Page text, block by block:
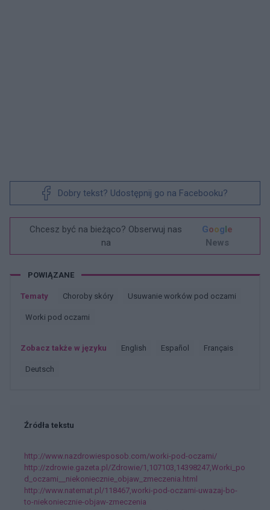
Dobry tekst? Udostępnij go na Facebooku?
Chcesz być na bieżąco? Obserwuj nas
na
Google
News
POWIĄZANE
Tematy Choroby skóry Usuwanie worków pod oczami
Worki pod oczami
Zobacz także w języku english español français
deutsch
Źródła tekstu
http://www.nazdrowiesposob.com/worki-pod-oczami/
http://zdrowie.gazeta.pl/Zdrowie/1,107103,14398247,Worki_po
d_oczami__niekoniecznie_objaw_zmeczenia.html
http://www.natemat.pl/118467,worki-pod-oczami-uwazaj-bo-
to-niekoniecznie-objaw-zmeczenia